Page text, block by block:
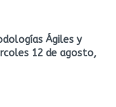
Ágiles y
12 de agosto,